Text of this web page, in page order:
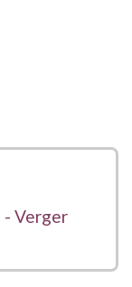
Verger
fenêtre